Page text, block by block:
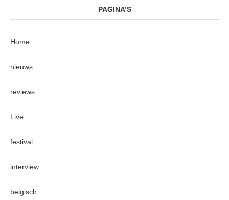
PAGINA’S
Home
nieuws
reviews
Live
festival
interview
belgisch